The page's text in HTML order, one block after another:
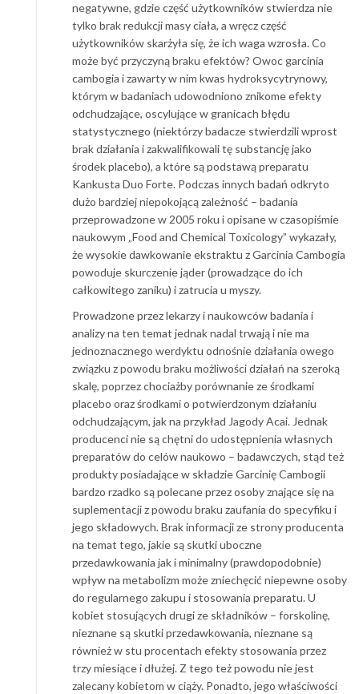
negatywne, gdzie część użytkowników stwierdza nie
tylko brak redukcji masy ciała, a wręcz część
użytkowników skarżyła się, że ich waga wzrosła. Co
może być przyczyną braku efektów? Owoc garcinia
cambogia i zawarty w nim kwas hydroksycytrynowy,
którym w badaniach udowodniono znikome efekty
odchudzające, oscylujące w granicach błędu
statystycznego (niektórzy badacze stwierdzili wprost
brak działania i zakwalifikowali tę substancję jako
środek placebo), a które są podstawą preparatu
Kankusta Duo Forte. Podczas innych badań odkryto
dużo bardziej niepokojącą zależność – badania
przeprowadzone w 2005 roku i opisane w czasopiśmie
naukowym „Food and Chemical Toxicology” wykazały,
że wysokie dawkowanie ekstraktu z Garcinia Cambogia
powoduje skurczenie jąder (prowadzące do ich
całkowitego zaniku) i zatrucia u myszy.
Prowadzone przez lekarzy i naukowców badania i
analizy na ten temat jednak nadal trwają i nie ma
jednoznacznego werdyktu odnośnie działania owego
związku z powodu braku możliwości działań na szeroką
skalę, poprzez chociażby porównanie ze środkami
placebo oraz środkami o potwierdzonym działaniu
odchudzającym, jak na przykład Jagody Acai. Jednak
producenci nie są chętni do udostępnienia własnych
preparatów do celów naukowo – badawczych, stąd też
produkty posiadające w składzie Garcinię Cambogii
bardzo rzadko są polecane przez osoby znające się na
suplementacji z powodu braku zaufania do specyfiku i
jego składowych. Brak informacji ze strony producenta
na temat tego, jakie są skutki uboczne
przedawkowania jak i minimalny (prawdopodobnie)
wpływ na metabolizm może zniechęcić niepewne osoby
do regularnego zakupu i stosowania preparatu. U
kobiet stosujących drugi ze składników – forskolinę,
nieznane są skutki przedawkowania, nieznane są
również w stu procentach efekty stosowania przez
trzy miesiące i dłużej. Z tego też powodu nie jest
zalecany kobietom w ciąży. Ponadto, jego właściwości